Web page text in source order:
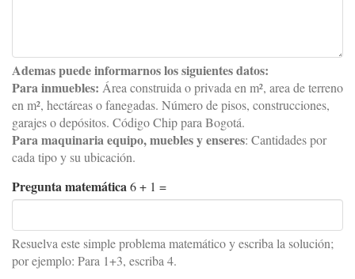
Ademas puede informarnos los siguientes datos:
Para inmuebles: Área construida o privada en m², area de terreno
en m², hectáreas o fanegadas. Número de pisos, construcciones,
garajes o depósitos. Código Chip para Bogotá.
Para maquinaria equipo, muebles y enseres: Cantidades por
cada tipo y su ubicación.
Pregunta matemática6 + 1 =
Resuelva este simple problema matemático y escriba la solución;
por ejemplo: Para 1+3, escriba 4.